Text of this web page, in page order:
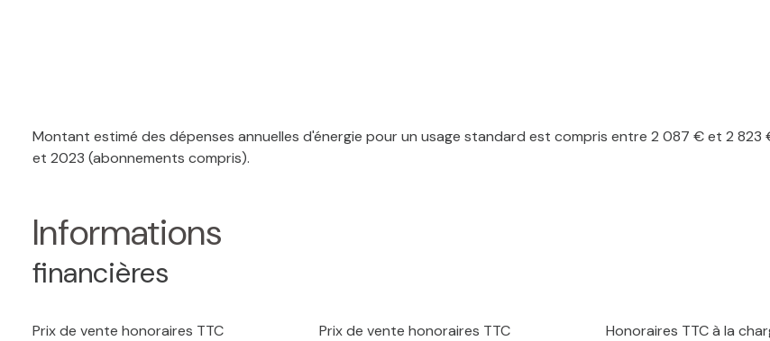
Montant estimé des dépenses annuelles d'énergie pour un usage standard est compris entre 2 087 € et 2 823
et 2023 (abonnements compris).
Informations
financières
Prix de vente honoraires TTC
Prix de vente honoraires TTC
Honoraires TTC à la